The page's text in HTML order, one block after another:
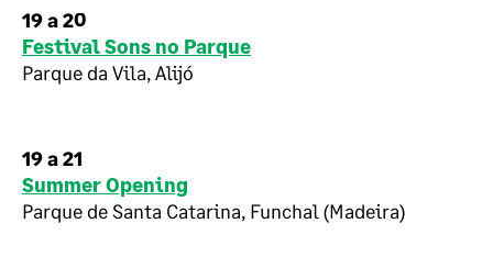
19 a 20
Festival Sons no Parque
Parque da Vila, Alijó
19 a 21
Summer Opening
Parque de Santa Catarina, Funchal (Madeira)